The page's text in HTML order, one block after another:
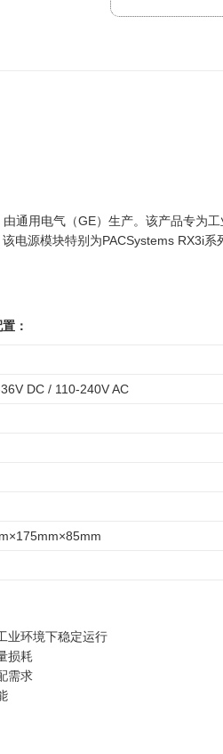
通用电气（GE）生产。该产品专为
电源模块特别为PACSystems RX3i
：
DC / 110-240V AC
业环境下稳定运行
损耗
需求